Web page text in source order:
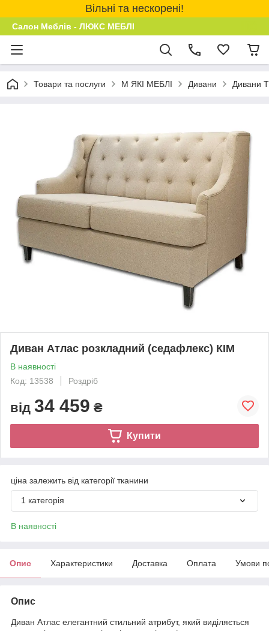
Вільні та нескорені!
Салон Меблів - ЛЮКС МЕБЛІ
Товари та послуги М ЯКІ МЕБЛІ Дивани Дивани
Диван Атлас розкладний (седафлекс) КІМ
В наявності
Код: 13538
Роздріб
від 34 459 ₴
Купити
ціна залежить від категорії тканини
1 категорія
В наявності
Опис Характеристики Доставка Оплата Умови
Опис
Диван Атлас елегантний стильний атрибут, який виділяється